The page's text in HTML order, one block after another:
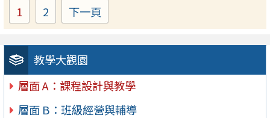
教學大觀園
層面 A：課程設計與教學
層面 B：班級經營與輔導
Page
1 Page
2 下一頁